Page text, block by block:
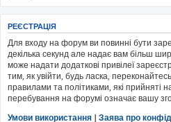
РЕЄСТРАЦІЯ
Для входу на форум ви повинні бути
декілька секунд але надає вам більш
може надати додаткові привілеї
тим, як увійти, будь ласка,
правилами та політиками, які
перебування на форумі означає вашу
Умови використання | Заява про